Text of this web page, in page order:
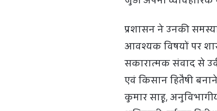
प्रशासन ने उनकी
आवश्यक विषयों पर
सकारात्मक संवाद से
एवं किसान हितैषी
कुमार साहू,